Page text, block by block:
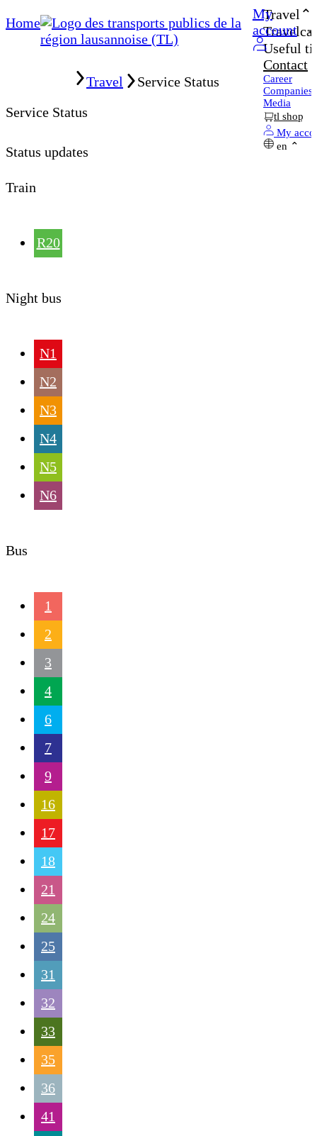
Home
My
account
Travel
Useful
Contact
Career
Companies
Media
tl shop
My
en
Travel
Service Status
Service Status
Status updates
Train
R20
Night bus
N1
N2
N3
N4
N5
N6
Bus
1
2
3
4
6
7
9
16
17
18
21
24
25
31
32
33
35
36
41